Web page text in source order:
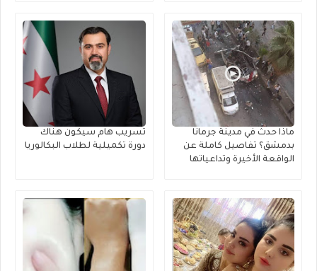
ماذا حدث في مدينة جرمانا
بدمشق؟ تفاصيل كاملة عن
الواقعة الأخيرة وتداعياتها
تسريب هام سيكون هناك
دورة تكميلية لطلاب البكالوريا